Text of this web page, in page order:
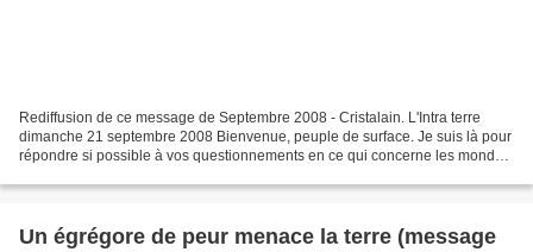
Rediffusion de ce message de Septembre 2008 - Cristalain. L'Intra terre
dimanche 21 septembre 2008 Bienvenue, peuple de surface. Je suis là pour
répondre si possible à vos questionnements en ce qui concerne les mondes
Un égrégore de peur menace la terre (message